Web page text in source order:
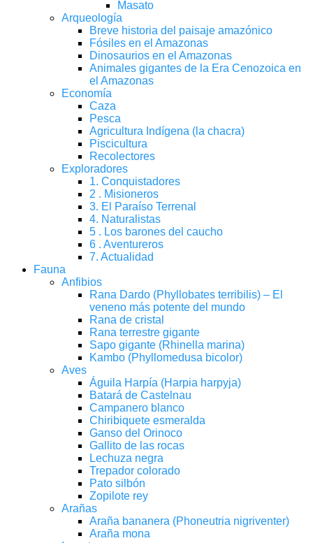
Masato
Arqueología
Breve historia del paisaje amazónico
Fósiles en el Amazonas
Dinosaurios en el Amazonas
Animales gigantes de la Era Cenozoica en
el Amazonas
Economía
Caza
Pesca
Agricultura Indígena (la chacra)
Piscicultura
Recolectores
Exploradores
1. Conquistadores
2 . Misioneros
3. El Paraíso Terrenal
4. Naturalistas
5 . Los barones del caucho
6 . Aventureros
7. Actualidad
Fauna
Anfibios
Rana Dardo (Phyllobates terribilis) – El
veneno más potente del mundo
Rana de cristal
Rana terrestre gigante
Sapo gigante (Rhinella marina)
Kambo (Phyllomedusa bicolor)
Aves
Águila Harpía (Harpia harpyja)
Batará de Castelnau
Campanero blanco
Chiribiquete esmeralda
Ganso del Orinoco
Gallito de las rocas
Lechuza negra
Trepador colorado
Pato silbón
Zopilote rey
Arañas
Araña bananera (Phoneutria nigriventer)
Araña mona